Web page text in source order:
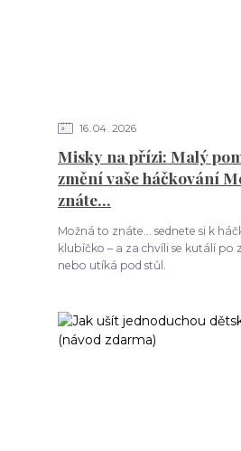
16 04 2026
Misky na přízi: Malý
změní vaše háčkování
znáte…
Možná to znáte… sednete si k
klubíčko – a za chvíli se kutálí po
nebo utíká pod stůl.